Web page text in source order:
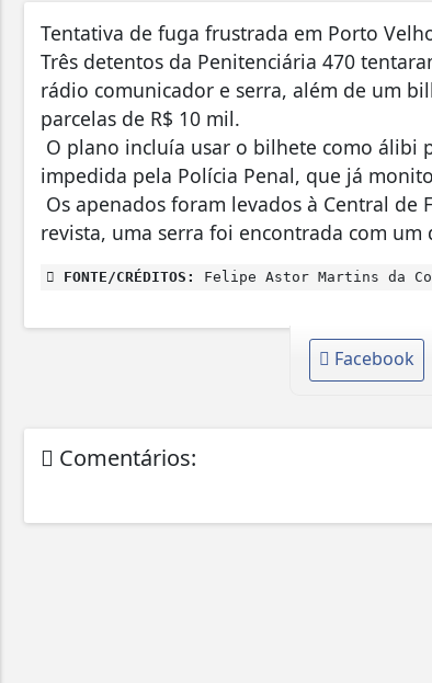
Tentativa de fuga frustrada em Porto
Três detentos da Penitenciária 470
rádio comunicador e serra, além de um
parcelas de R$ 10 mil.
O plano incluía usar o bilhete como álibi
impedida pela Polícia Penal, que já
Os apenados foram levados à Central
revista, uma serra foi encontrada com um
FONTE/CRÉDITOS: Felipe Astor Martins da
Facebook
Comentários: